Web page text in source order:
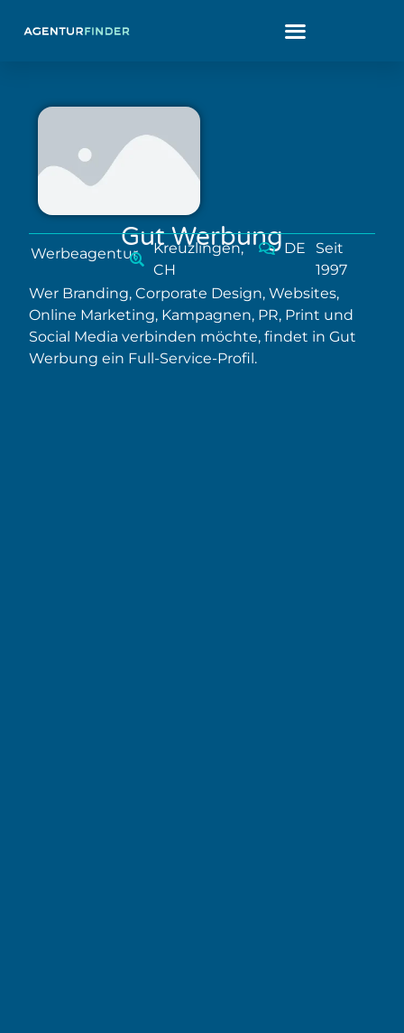
Gut Werbung
Werbeagentur
Kreuzlingen,
CH
DE
Seit
1997
Wer Branding, Corporate Design, Websites,
Online Marketing, Kampagnen, PR, Print und
Social Media verbinden möchte, findet in Gut
Werbung ein Full-Service-Profil.